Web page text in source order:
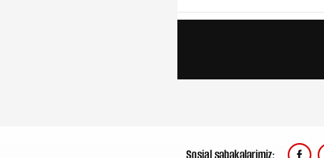
var
Sosial şəbəkələrimiz: